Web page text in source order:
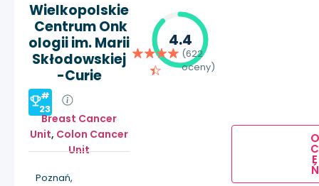
Wielkopolskie
Centrum Onk
ologii im. Marii
Skłodowskiej
-Curie
#
23
Breast Cancer
Unit, Colon Cancer
Unit
Poznań,
4.4
(622
oceny)
O
C
E
Ń